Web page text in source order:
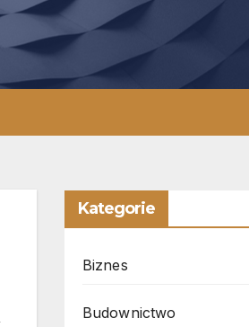
Kategorie
Biznes
Budownictwo